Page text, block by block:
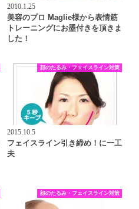
2010.1.25
美容のプロ Maglie様から表情筋
トレーニングにお墨付きを頂きま
した！
顔のたるみ・フェイスライン対策
2015.10.5
フェイスライン引き締め！に一工
夫
顔のたるみ・フェイスライン対策